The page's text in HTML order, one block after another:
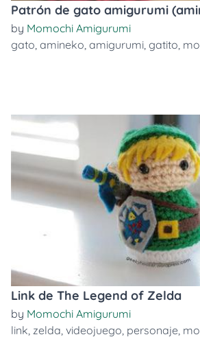
Patrón de gato amigurumi
by Momochi Amigurumi
gato, amineko, amigurumi, gatito,
Link de The Legend of Zelda
by Momochi Amigurumi
link, zelda, videojuego, personaje,